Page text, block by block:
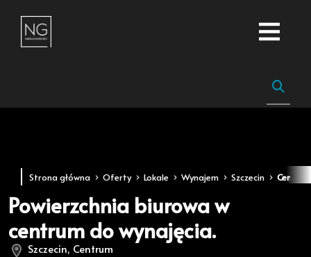
Strona główna Oferty Lokale Wynajem Szczecin Centrum
Powierzchnia biurowa w
centrum do wynajęcia.
Szczecin, Centrum